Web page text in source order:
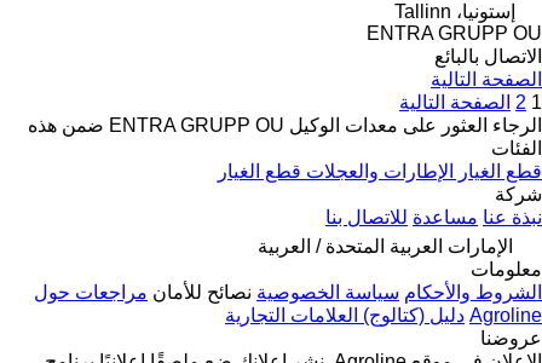
إستونيا، Tallinn
ENTRA GRUPP OU
الاتصال بالبائع
الصفحة التالية
1
2 الصفحة التالية
الرجاء العثور على معدات الوكيل ENTRA GRUPP OU ضمن هذه
الفئات
قطع الغيار
الإطارات والعجلات قطع الغيار
شركة
نبذة عنا مساعدة للاتصال بنا
الإمارات العربية المتحدة / العربية
معلومات
الشروط والأحكام سياسة الخصوصية نصائح للأمان مراجعات حول
Agroline دليل (كتالوج) العلامات التجارية
عروضنا